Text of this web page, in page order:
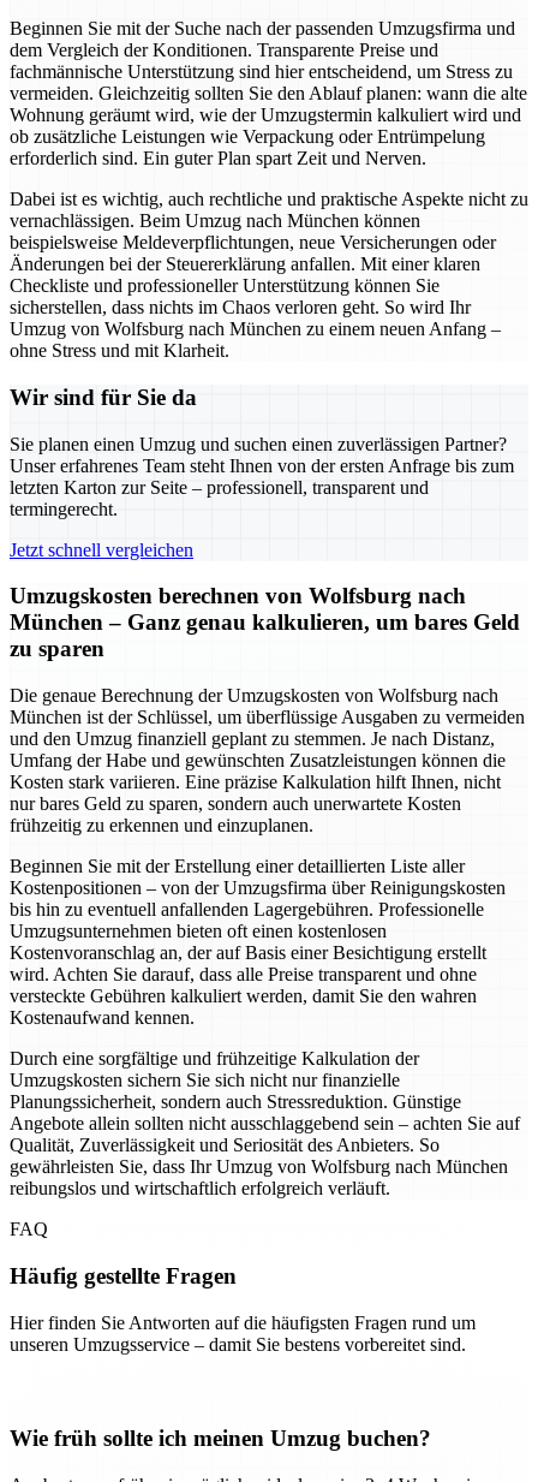
Beginnen Sie mit der Suche nach der passenden Umzugsfirma und
dem Vergleich der Konditionen. Transparente Preise und
fachmännische Unterstützung sind hier entscheidend, um Stress zu
vermeiden. Gleichzeitig sollten Sie den Ablauf planen: wann die alte
Wohnung geräumt wird, wie der Umzugstermin kalkuliert wird und
ob zusätzliche Leistungen wie Verpackung oder Entrümpelung
erforderlich sind. Ein guter Plan spart Zeit und Nerven.
Dabei ist es wichtig, auch rechtliche und praktische Aspekte nicht zu
vernachlässigen. Beim Umzug nach München können
beispielsweise Meldeverpflichtungen, neue Versicherungen oder
Änderungen bei der Steuererklärung anfallen. Mit einer klaren
Checkliste und professioneller Unterstützung können Sie
sicherstellen, dass nichts im Chaos verloren geht. So wird Ihr
Umzug von Wolfsburg nach München zu einem neuen Anfang –
ohne Stress und mit Klarheit.
Wir sind für Sie da
Sie planen einen Umzug und suchen einen zuverlässigen Partner?
Unser erfahrenes Team steht Ihnen von der ersten Anfrage bis zum
letzten Karton zur Seite – professionell, transparent und
termingerecht.
Jetzt schnell vergleichen
Umzugskosten berechnen von Wolfsburg nach
München – Ganz genau kalkulieren, um bares Geld
zu sparen
Die genaue Berechnung der Umzugskosten von Wolfsburg nach
München ist der Schlüssel, um überflüssige Ausgaben zu vermeiden
und den Umzug finanziell geplant zu stemmen. Je nach Distanz,
Umfang der Habe und gewünschten Zusatzleistungen können die
Kosten stark variieren. Eine präzise Kalkulation hilft Ihnen, nicht
nur bares Geld zu sparen, sondern auch unerwartete Kosten
frühzeitig zu erkennen und einzuplanen.
Beginnen Sie mit der Erstellung einer detaillierten Liste aller
Kostenpositionen – von der Umzugsfirma über Reinigungskosten
bis hin zu eventuell anfallenden Lagergebühren. Professionelle
Umzugsunternehmen bieten oft einen kostenlosen
Kostenvoranschlag an, der auf Basis einer Besichtigung erstellt
wird. Achten Sie darauf, dass alle Preise transparent und ohne
versteckte Gebühren kalkuliert werden, damit Sie den wahren
Kostenaufwand kennen.
Durch eine sorgfältige und frühzeitige Kalkulation der
Umzugskosten sichern Sie sich nicht nur finanzielle
Planungssicherheit, sondern auch Stressreduktion. Günstige
Angebote allein sollten nicht ausschlaggebend sein – achten Sie auf
Qualität, Zuverlässigkeit und Seriosität des Anbieters. So
gewährleisten Sie, dass Ihr Umzug von Wolfsburg nach München
reibungslos und wirtschaftlich erfolgreich verläuft.
FAQ
Häufig gestellte Fragen
Hier finden Sie Antworten auf die häufigsten Fragen rund um
unseren Umzugsservice – damit Sie bestens vorbereitet sind.
Wie früh sollte ich meinen Umzug buchen?